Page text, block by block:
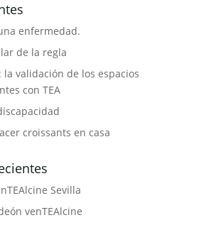
enfermedad.
de la regla
la validación de los espacios
con TEA
croissants en casa
Sevilla
venTEAlcine